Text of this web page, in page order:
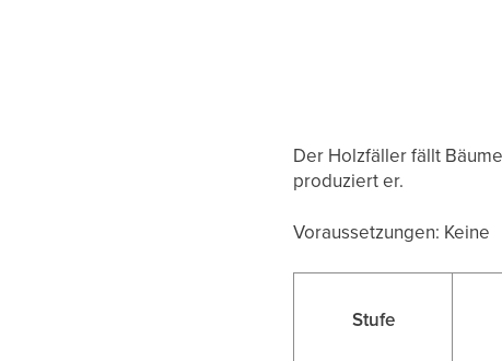
Der Holzfäller fällt
produziert er.
Voraussetzungen: Keine
Stufe